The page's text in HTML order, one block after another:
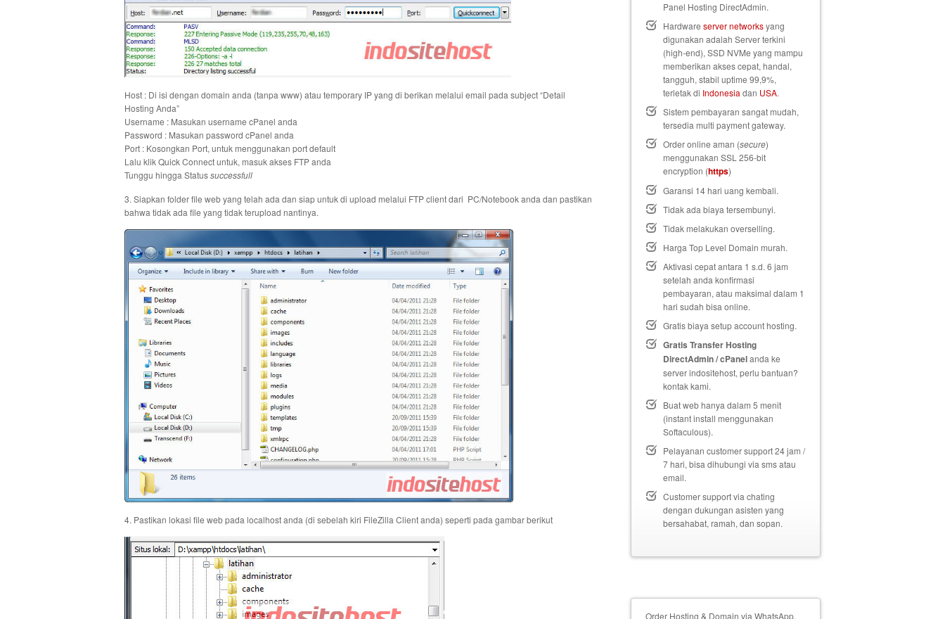
Host : Di isi dengan domain anda (tanpa www) atau temporary IP yang di berikan melalui email pada subject “Detail
Hosting Anda”
Username : Masukan username cPanel anda
Password : Masukan password cPanel anda
Port : Kosongkan Port, untuk menggunakan port default
Lalu klik Quick Connect untuk, masuk akses FTP anda
Tunggu hingga Statussuccessfull
3. Siapkan folder file web yang telah ada dan siap untuk di upload melalui FTP client dari PC/Notebook anda dan pastikan
bahwa tidak ada file yang tidak terupload nantinya.
4. Pastikan lokasi file web pada localhost anda (di sebelah kiri FileZilla Client anda) seperti pada gambar berikut
Panel Hosting DirectAdmin.
Hardware server networksyang
digunakan adalah Server terkini
(high-end), SSD NVMe yang mampu
memberikan akses cepat, handal,
tangguh, stabil uptime 99,9%,
terletak di Indonesia dan USA.
Sistem pembayaran sangat mudah,
tersedia multi payment gateway.
Order online aman (secure)
menggunakan SSL 256-bit
encryption (https)
Garansi 14 hari uang kembali.
Tidak ada biaya tersembunyi.
Tidak melakukan overselling.
Harga Top Level Domain murah.
Aktivasi cepat antara 1 s.d. 6 jam
setelah anda konfirmasi
pembayaran, atau maksimal dalam 1
hari sudah bisa online.
Gratis biaya setupaccount hosting.
Gratis Transfer Hosting
DirectAdmin / cPanelanda ke
server indositehost, perlu bantuan?
kontak kami.
Buat web hanya dalam 5 menit
(instant install menggunakan
Softaculous).
Pelayanan customer support 24 jam /
7 hari, bisa dihubungi via sms atau
email.
Customer support via chating
dengan dukungan asisten yang
bersahabat, ramah, dan sopan.
Order Hosting & Domain via WhatsApp,